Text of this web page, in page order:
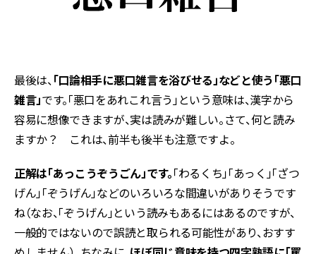
最後は、「口論相手に悪口雑言を浴びせる」などと使う「悪口
雑言」です。「悪口をあれこれ言う」という意味は、漢字から
容易に想像できますが、実は読みが難しい。さて、何と読み
ますか？ これは、前半も後半も注意ですよ。
正解は「あっこうぞうごん」です。「わるくち」「あっく」「ざつ
げん」「ぞうげん」などのいろいろな間違いがありそうです
ね（なお、「ぞうげん」という読みもあるにはあるのですが、
一般的ではないので誤読と取られる可能性があり、おすす